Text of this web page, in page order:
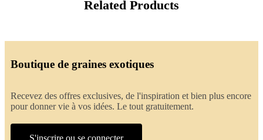
Related Products
Boutique de graines exotiques
Recevez des offres exclusives, de l'inspiration et bien plus encore
pour donner vie à vos idées. Le tout gratuitement.